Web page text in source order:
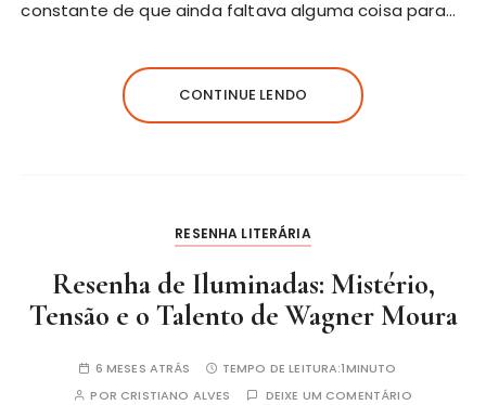
constante de que ainda faltava alguma coisa para…
CONTINUE LENDO
RESENHA LITERÁRIA
Resenha de Iluminadas: Mistério,
Tensão e o Talento de Wagner Moura
6 MESES ATRÁS TEMPO DE LEITURA:1MINUTO
POR CRISTIANO ALVES DEIXE UM COMENTÁRIO